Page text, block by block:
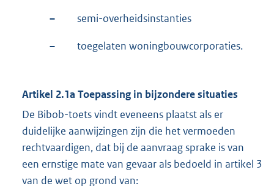
– semi-overheidsinstanties
– toegelaten woningbouwcorporaties.
Artikel 2.1a Toepassing in bijzondere situaties
De Bibob-toets vindt eveneens plaatst als er
duidelijke aanwijzingen zijn die het vermoeden
rechtvaardigen, dat bij de aanvraag sprake is van
een ernstige mate van gevaar als bedoeld in artikel 3
van de wet op grond van: